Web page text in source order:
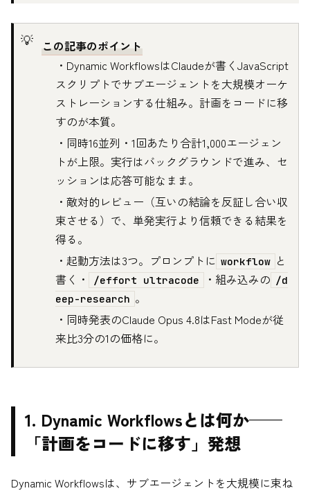
この記事のポイント
・Dynamic WorkflowsはClaudeが書くJavaScript
スクリプトでサブエージェントを大規模オーケ
ストレーションする仕組み。計画をコードに移
すのが本質。
・同時16並列・1回あたり合計1,000エージェン
トが上限。実行はバックグラウンドで進み、セ
ッションは応答可能なまま。
・敵対的レビュー（互いの結論を反証し合い収
束させる）で、単発実行より信頼できる結果を
得る。
・起動方法は3つ。プロンプトに workflow と
書く・
/effort ultracode ・組み込みの /d
eep-research 。
・同時発表のClaude Opus 4.8はFast Modeが従
来比3分の1の価格に。
1. Dynamic Workflowsとは何か——
「計画をコードに移す」発想
Dynamic Workflowsは、サブエージェントを大規模に束ね